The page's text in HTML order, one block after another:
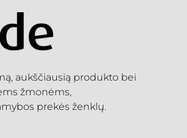
aukščiausią produkto bei
žmonėms,
prekės ženklų.